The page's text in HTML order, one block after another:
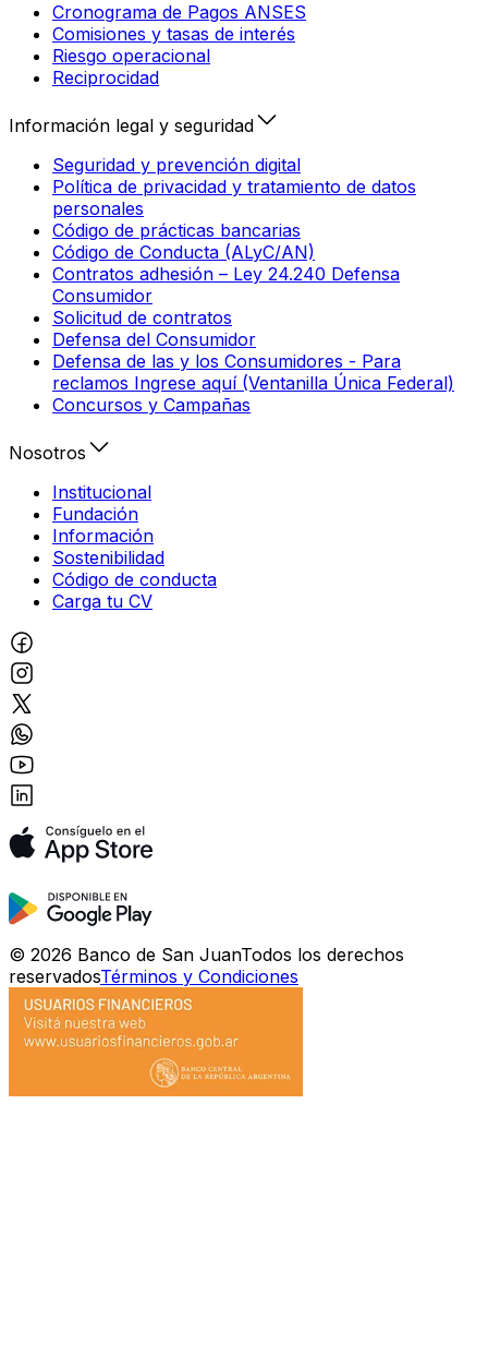
Cronograma de Pagos ANSES
Comisiones y tasas de interés
Riesgo operacional
Reciprocidad
Información legal y seguridad
Seguridad y prevención digital
Política de privacidad y tratamiento de datos
personales
Código de prácticas bancarias
Código de Conducta (ALyC/AN)
Contratos adhesión – Ley 24.240 Defensa
Consumidor
Solicitud de contratos
Defensa del Consumidor
Defensa de las y los Consumidores - Para
reclamos Ingrese aquí (Ventanilla Única Federal)
Concursos y Campañas
Nosotros
Institucional
Fundación
Información
Sostenibilidad
Código de conducta
Carga tu CV
© 2026 Banco de San JuanTodos los derechos
reservadosTérminos y Condiciones